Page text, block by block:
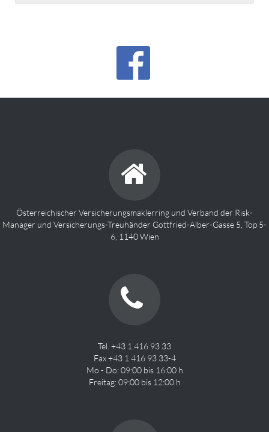
Österreichischer Versicherungsmaklerring und Verband der Risk-
Manager und Versicherungs-Treuhänder Gottfried-Alber-Gasse 5, Top 5-
6, 1140 Wien
Tel. +43 1 416 93 33
Fax +43 1 416 93 33-4
Mo - Do: 09:00 bis 16:00 h
Freitag: 09:00 bis 12:00 h